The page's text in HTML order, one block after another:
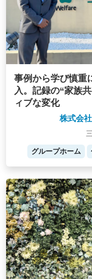
事例から学び慎重
入。記録の“家族
ィブな変化
株式会
グループホーム